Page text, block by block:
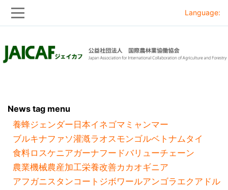
to
to
Language:
News tag menu
養蜂ジェンダー 日本イネゴマ ミャンマー
ブルキナファソ灌漑ラオスモンゴルベトナムタイ
食料ロスケニアガーナフードバリューチェーン
農業機械農産加工栄養改善カカオギニア
アフガニスタンコートジボワールアンゴラ エクアドル